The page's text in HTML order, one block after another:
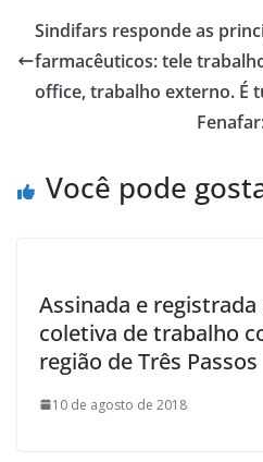
b
o
o
er e
Sindifars responde as
farmacêuticos: tele
office, trabalho externo. É
Você pode
Assinada e registrada
coletiva de trabalho
região de Três Passos
10 de agosto de 2018